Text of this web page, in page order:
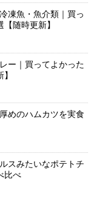
凍魚・魚介類｜買っ
随時更新】
ー｜買ってよかった
めのハムカツを実食
スみたいなポテトチ
比べ